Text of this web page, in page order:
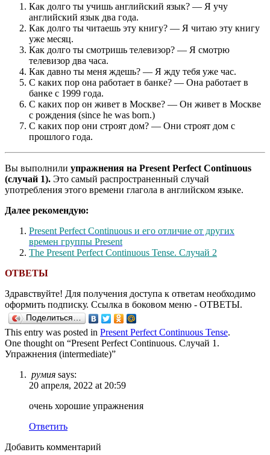
Как долго ты учишь английский язык? — Я учу
английский язык два года.
Как долго ты читаешь эту книгу? — Я читаю эту книгу
уже месяц.
Как долго ты смотришь телевизор? — Я смотрю
телевизор два часа.
Как давно ты меня ждешь? — Я жду тебя уже час.
С каких пор она работает в банке? — Она работает в
банке с 1999 года.
С каких пор он живет в Москве? — Он живет в Москве
с рождения (since he was born.)
С каких пор они строят дом? — Они строят дом с
прошлого года.
Вы выполнили упражнения на Present Perfect Continuous
(случай 1). Это самый распространенный случай
употребления этого времени глагола в английском языке.
Далее рекомендую:
Present Perfect Continuous и его отличие от других
времен группы Present
The Present Perfect Continuous Tense. Случай 2
ОТВЕТЫ
Здравствуйте! Для получения доступа к ответам необходимо
оформить подписку. Ссылка в боковом меню - ОТВЕТЫ.
Поделиться…
This entry was posted in Present Perfect Continuous Tense.
One thought on “Present Perfect Continuous. Случай 1.
Упражнения (intermediate)”
румия says:
20 апреля, 2022 at 20:59
очень хорошие упражнения
Ответить
Добавить комментарий